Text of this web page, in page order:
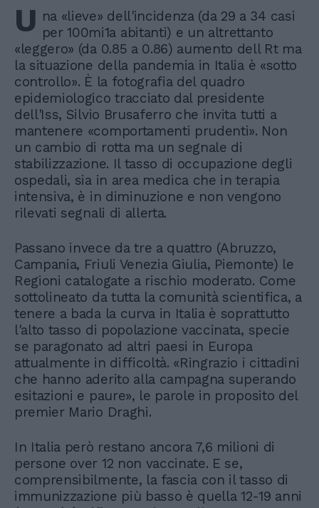
U na «lieve» dell'incidenza (da 29 a 34 casi
per 100mi1a abitanti) e un altrettanto
«leggero» (da 0.85 a 0.86) aumento dell Rt ma
la situazione della pandemia in Italia è «sotto
controllo». È la fotografia del quadro
epidemiologico tracciato dal presidente
dell'Iss, Silvio Brusaferro che invita tutti a
mantenere «comportamenti prudenti». Non
un cambio di rotta ma un segnale di
stabilizzazione. Il tasso di occupazione degli
ospedali, sia in area medica che in terapia
intensiva, è in diminuzione e non vengono
rilevati segnali di allerta.
Passano invece da tre a quattro (Abruzzo,
Campania, Friuli Venezia Giulia, Piemonte) le
Regioni catalogate a rischio moderato. Come
sottolineato da tutta la comunità scientifica, a
tenere a bada la curva in Italia è soprattutto
l'alto tasso di popolazione vaccinata, specie
se paragonato ad altri paesi in Europa
attualmente in difficoltà. «Ringrazio i cittadini
che hanno aderito alla campagna superando
esitazioni e paure», le parole in proposito del
premier Mario Draghi.
In Italia però restano ancora 7,6 milioni di
persone over 12 non vaccinate. E se,
comprensibilmente, la fascia con il tasso di
immunizzazione più basso è quella 12-19 anni